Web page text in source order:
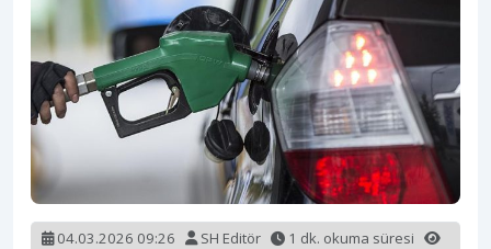
04.03.2026 09:26 SH Editör
1 dk. okuma süresi